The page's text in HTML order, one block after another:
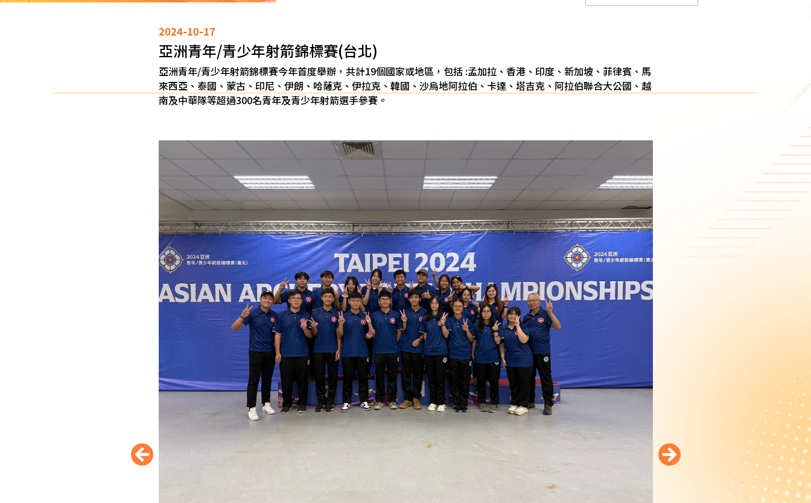
2024-10-17
亞洲青年/青少年射箭錦標賽(台北)
亞洲青年/青少年射箭錦標賽今年首度舉辦，共計19個國家或地區，包括 :孟加拉、香港、印度、新加坡、菲律賓、馬
來西亞、泰國、蒙古、印尼、伊朗、哈薩克、伊拉克、韓國、沙烏地阿拉伯、卡達、塔吉克、阿拉伯聯合大公國、越
南及中華隊等超過300名青年及青少年射箭選手參賽。